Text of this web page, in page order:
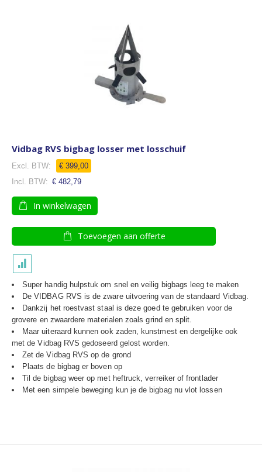
Vidbag RVS bigbag losser met losschuif
€ 399,00
€ 482,79
In winkelwagen
Toevoegen aan offerte
Super handig hulpstuk om snel en veilig bigbags leeg te maken
De VIDBAG RVS is de zware uitvoering van de standaard Vidbag.
Dankzij het roestvast staal is deze goed te gebruiken voor de
grovere en zwaardere materialen zoals grind en split.
Maar uiteraard kunnen ook zaden, kunstmest en dergelijke ook
met de Vidbag RVS gedoseerd gelost worden.
Zet de Vidbag RVS op de grond
Plaats de bigbag er boven op
Til de bigbag weer op met heftruck, verreiker of frontlader
Met een simpele beweging kun je de bigbag nu vlot lossen